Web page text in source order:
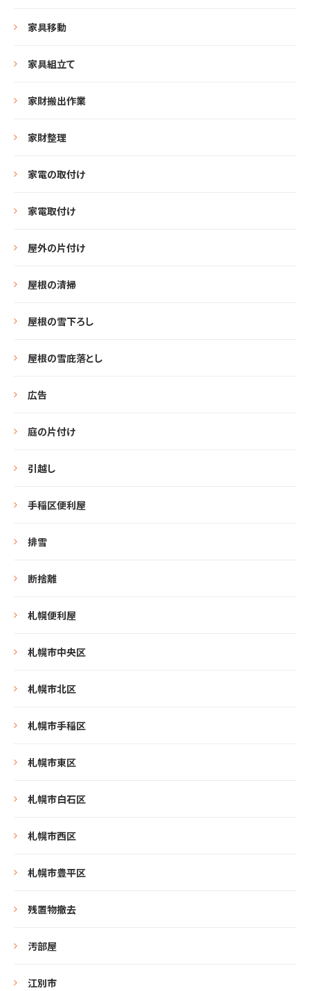
家具移動
家具組立て
家財搬出作業
家財整理
家電の取付け
家電取付け
屋外の片付け
屋根の清掃
屋根の雪下ろし
屋根の雪庇落とし
広告
庭の片付け
引越し
手稲区便利屋
排雪
断捨離
札幌便利屋
札幌市中央区
札幌市北区
札幌市手稲区
札幌市東区
札幌市白石区
札幌市西区
札幌市豊平区
残置物撤去
汚部屋
江別市